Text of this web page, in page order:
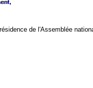
de l'Assemblée